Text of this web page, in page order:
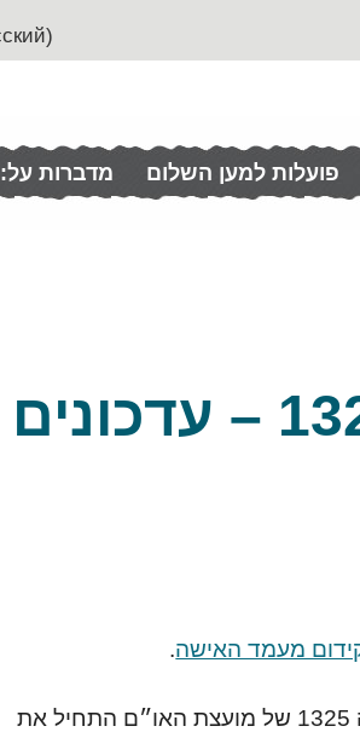
(English (& Francais / Español / Italian / Pусский
פועלות למען השלום מדברות על:
פועלות ליישום החלטה 1325 – עדכונים
מעמד האישה.
בדצמבר 21, הצוות הבין משרדי לאימוץ תכנית פעולה ליישום החלטה 1325 של מועצת האו״ם התחיל את